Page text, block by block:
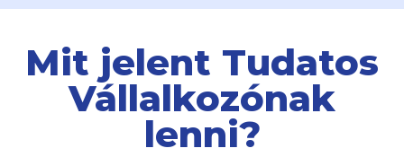
Mit jelent Tudatos
Vállalkozónak
lenni?